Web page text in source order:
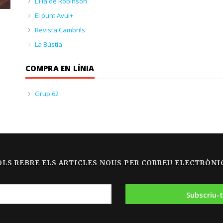
El punt Avui+
Revista Cambrils
La Bústia
COMPRA EN LÍNIA
Grup 62
REBRE ELS ARTICLES NOUS PER CORREU